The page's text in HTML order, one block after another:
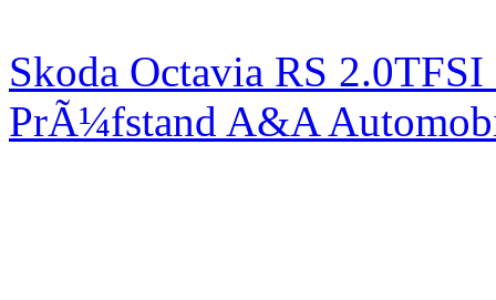
Skoda Octavia RS
PrÃ¼fstand A&A